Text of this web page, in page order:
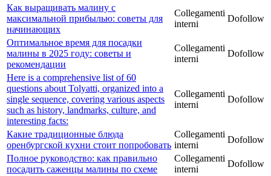
Как выращивать малину с
максимальной прибылью: советы для
начинающих
Collegamenti
interni
Dofollow
Оптимальное время для посадки
малины в 2025 году: советы и
рекомендации
Collegamenti
interni
Dofollow
Here is a comprehensive list of 60
questions about Tolyatti, organized into a
single sequence, covering various aspects
such as history, landmarks, culture, and
interesting facts:
Collegamenti
interni
Dofollow
Какие традиционные блюда
оренбургской кухни стоит попробовать
Collegamenti
interni
Dofollow
Полное руководство: как правильно
посадить саженцы малины по схеме
Collegamenti
interni
Dofollow